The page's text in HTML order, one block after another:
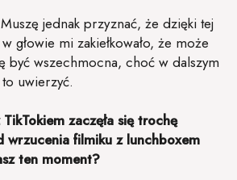
jednak przyznać, że dzięki tej
głowie mi zakiełkowało, że może
być wszechmocna, choć w dalszym
uwierzyć.
zaczęła się trochę
filmiku z lunchboxem
ten moment?